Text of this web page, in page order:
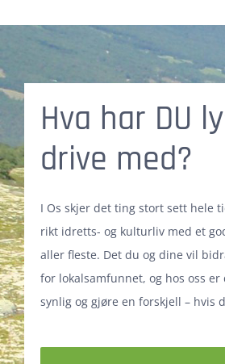
Hva har DU
drive med?
I Os skjer det ting stort sett hele
rikt idretts- og kulturliv med et
aller fleste. Det du og dine vil
for lokalsamfunnet, og hos oss
synlig og gjøre en forskjell – hvis